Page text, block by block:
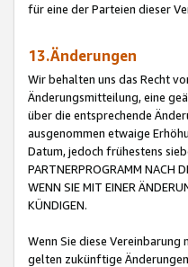
für eine der Parteien dieser
13.Änderungen
Wir behalten uns das Recht
Änderungsmitteilung, eine
über die entsprechende
ausgenommen etwaige
Datum, jedoch frühestens
PARTNERPROGRAMM NACH
WENN SIE MIT EINER
KÜNDIGEN.
Wenn Sie diese Vereinbarung
gelten zukünftige